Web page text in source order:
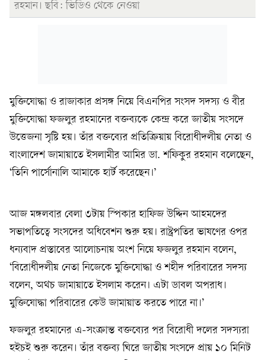
রহমান। ছবি: ভিডিও থেকে নেওয়া
মুক্তিযোদ্ধা ও রাজাকার প্রসঙ্গ নিয়ে বিএনপির সংসদ সদস্য ও বীর
মুক্তিযোদ্ধা ফজলুর রহমানের বক্তব্যকে কেন্দ্র করে জাতীয় সংসদে
উত্তেজনা সৃষ্টি হয়। তাঁর বক্তব্যের প্রতিক্রিয়ায় বিরোধীদলীয় নেতা ও
বাংলাদেশ জামায়াতে ইসলামীর আমির ডা. শফিকুর রহমান বলেছেন,
‘তিনি পার্সোনালি আমাকে হার্ট করেছেন।’
আজ মঙ্গলবার বেলা ৩টায় স্পিকার হাফিজ উদ্দিন আহমদের
সভাপতিত্বে সংসদের অধিবেশন শুরু হয়। রাষ্ট্রপতির ভাষণের ওপর
ধন্যবাদ প্রস্তাবের আলোচনায় অংশ নিয়ে ফজলুর রহমান বলেন,
‘বিরোধীদলীয় নেতা নিজেকে মুক্তিযোদ্ধা ও শহীদ পরিবারের সদস্য
বলেন, অথচ জামায়াতে ইসলাম করেন। এটা ডাবল অপরাধ।
মুক্তিযোদ্ধা পরিবারের কেউ জামায়াত করতে পারে না।’
ফজলুর রহমানের এ-সংক্রান্ত বক্তব্যের পর বিরোধী দলের সদস্যরা
হইচই শুরু করেন। তাঁর বক্তব্য ঘিরে জাতীয় সংসদে প্রায় ১০ মিনিট